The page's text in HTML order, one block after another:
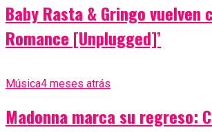
Baby Rasta & Gringo vuelven
Romance [Unplugged]’
Música4 meses atrás
Madonna marca su regreso: